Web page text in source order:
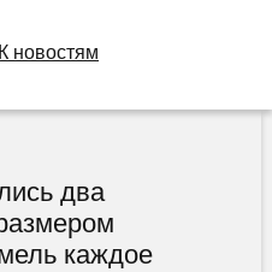
К новостям
два
каждое